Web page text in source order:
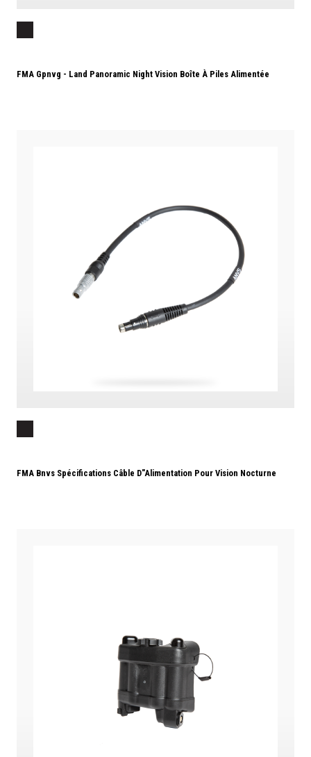
FMA Gpnvg - Land Panoramic Night Vision Boîte À Piles Alimentée
FMA Bnvs Spécifications Câble D"alimentation Pour Vision Nocturne